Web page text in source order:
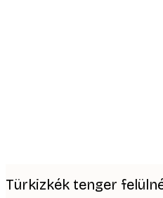
Türkizkék tenger